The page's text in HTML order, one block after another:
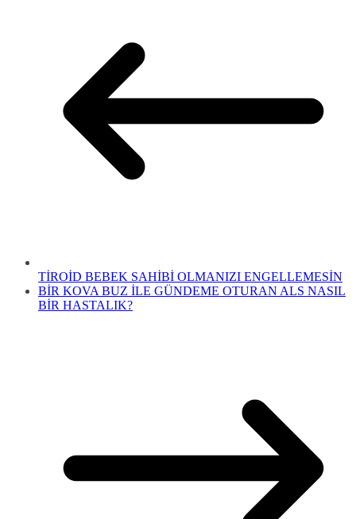
TİROİD BEBEK SAHİBİ OLMANIZI ENGELLEMESİN
BİR KOVA BUZ İLE GÜNDEME OTURAN ALS NASIL
BİR HASTALIK?